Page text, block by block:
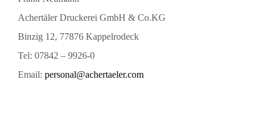
Achertäler Druckerei GmbH & Co.KG
Binzig 12, 77876 Kappelrodeck
Tel: 07842 – 9926-0
Email: personal@achertaeler.com